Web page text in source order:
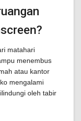
matahari
menembus
atau kantor
mengalami
oleh tabir